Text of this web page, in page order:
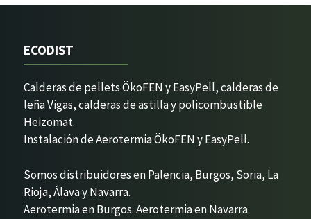
ECODIST
Calderas de pellets ÖkoFEN y EasyPell, calderas de
leña Vigas, calderas de astilla y policombustible
Heizomat.
Instalación de Aerotermia ÖkoFEN y EasyPell.
Somos distribuidores en Palencia, Burgos, Soria, La
Rioja, Álava y Navarra.
Aerotermia en Burgos.Aerotermia en Navarra